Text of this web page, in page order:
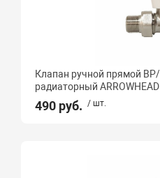
Клапан ручной прямой
радиаторный ARROWHEAD
490 руб. / шт.